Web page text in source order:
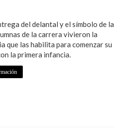
del delantal y el símbolo de la
de la carrera vivieron la
que las habilita para comenzar su
la primera infancia.